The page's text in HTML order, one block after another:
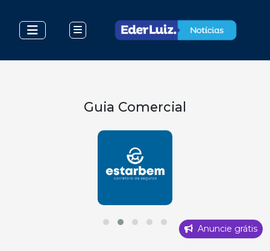
Guia Comercial
Anuncie grátis